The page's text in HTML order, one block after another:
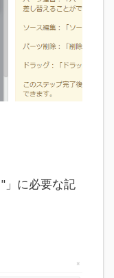
」に必要な記